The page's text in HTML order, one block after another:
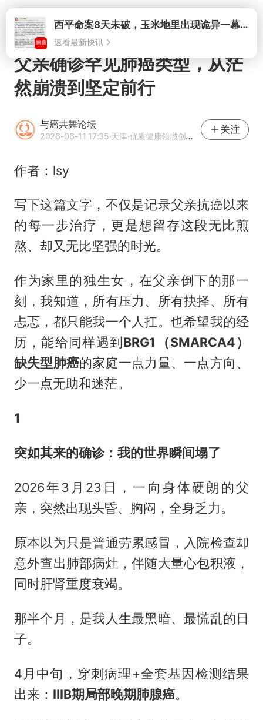
打开西平命案8天未破，玉米地里出现诡异一幕，我突然想起了欧金中
速看最新快讯
父亲确诊罕见肺癌类型，从茫
然崩溃到坚定前行
与癌共舞论坛
2026-06-11 17:35·天津·优质健康领域创作者
关注
作者：lsy
写下这篇文字，不仅是记录父亲抗癌以来
的每一步治疗，更是想留存这段无比煎
熬、却又无比坚强的时光。
作为家里的独生女，在父亲倒下的那一
刻，我知道，所有压力、所有抉择、所有
忐忑，都只能我一个人扛。也希望我的经
历，能给同样遇到 BRG1（SMARCA4）
缺失型肺癌的家庭一点力量、一点方向、
少一点无助和迷茫。
1
突如其来的确诊：我的世界瞬间塌了
2026年3月23日，一向身体硬朗的父
亲，突然出现头昏、胸闷，全身乏力。
原本以为只是普通劳累感冒，入院检查却
意外查出肺部病灶，伴随大量心包积液，
同时肝肾重度衰竭。
那半个月，是我人生最黑暗、最慌乱的日
子。
4月中旬，穿刺病理+全套基因检测结果
出来： ⅢB期局部晚期肺腺癌。